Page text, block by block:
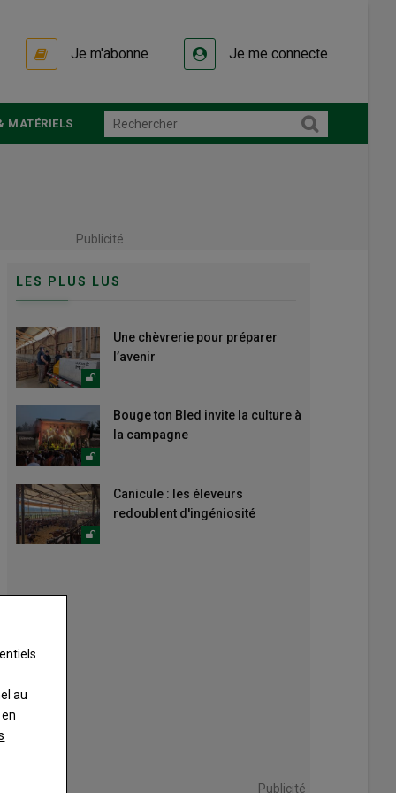
Je m'abonne Je me connecte
MATÉRIELS
Publicité
LES PLUS LUS
Une chèvrerie pour préparer
l’avenir
Bouge ton Bled invite la culture à
la campagne
Canicule : les éleveurs
redoublent d'ingéniosité
Publicité
au